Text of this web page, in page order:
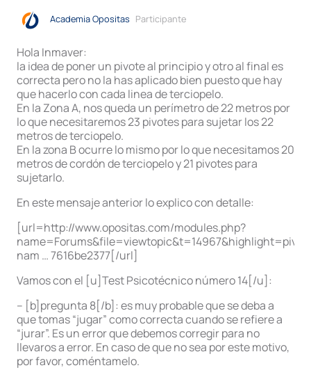
Academia Opositas Participante
Hola Inmaver:
la idea de poner un pivote al principio y otro al final es
correcta pero no la has aplicado bien puesto que hay
que hacerlo con cada linea de terciopelo.
En la Zona A, nos queda un perímetro de 22 metros por
lo que necesitaremos 23 pivotes para sujetar los 22
metros de terciopelo.
En la zona B ocurre lo mismo por lo que necesitamos 20
metros de cordón de terciopelo y 21 pivotes para
sujetarlo.
En este mensaje anterior lo explico con detalle:
[url=http://www.opositas.com/modules.php?
nam … 7616be2377[/url]
Vamos con el [u]Test Psicotécnico número 14[/u]:
– [b]pregunta 8[/b]: es muy probable que se deba a
que tomas “jugar” como correcta cuando se refiere a
“jurar”. Es un error que debemos corregir para no
llevaros a error. En caso de que no sea por este motivo,
por favor, coméntamelo.